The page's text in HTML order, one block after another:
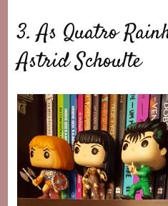
3. As Quatro
Astrid Schoulte